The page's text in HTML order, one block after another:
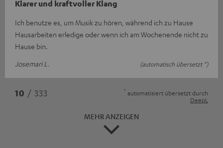
Klarer und kraftvoller Klang
Ich benutze es, um Musik zu hören, während ich zu Hause
Hausarbeiten erledige oder wenn ich am Wochenende nicht zu
Hause bin.
Josemari L.
(automatisch übersetzt *)
10 / 333 * automatisiert übersetzt durch
DeepL
MEHR ANZEIGEN